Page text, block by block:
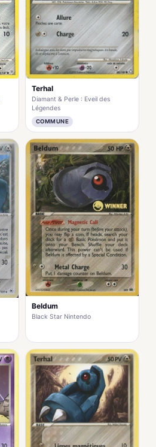
Terhal
Diamant & Perle : Eveil des
Légendes
COMMUNE
Beldum
Black Star Nintendo